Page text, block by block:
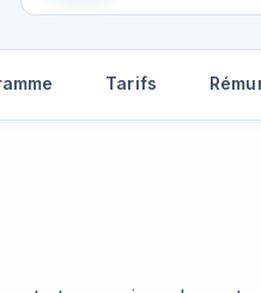
Tarifs